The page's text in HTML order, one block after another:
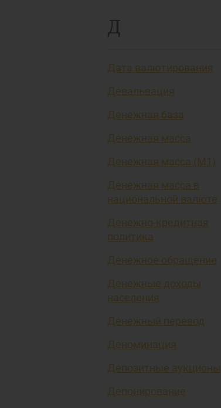
Д
Дата валютирования
Девальвация
Денежная база
Денежная масса
Денежная масса (М1)
Денежная масса в
национальной валюте
Денежно-кредитная
политика
Денежное обращение
Денежные доходы
населения
Денежный перевод
Деноминация
Депозитные аукционы
Депонирование